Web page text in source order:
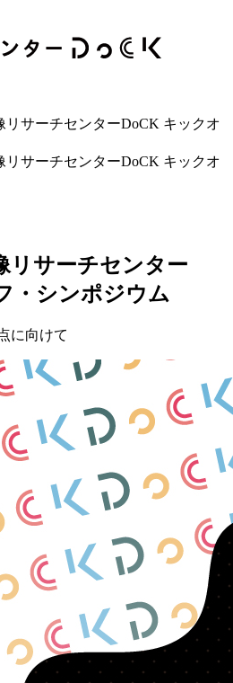
リサーチセンターDoCK キックオ
リサーチセンターDoCK キックオ
リサーチセンター
・シンポジウム
に向けて